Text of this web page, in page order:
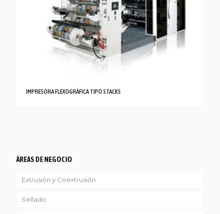
IMPRESORA FLEXOGRÁFICA TIPO STACKS
ÁREAS DE NEGOCIO
Extrusión y Coextrusión
Linea Reciclaje
Sellado